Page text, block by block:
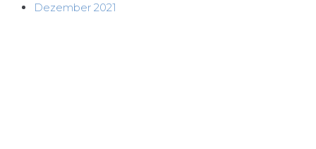
Dezember 2021